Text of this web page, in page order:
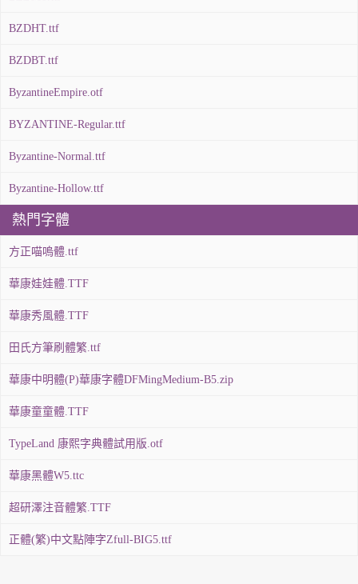
BZDHT.ttf
BZDBT.ttf
ByzantineEmpire.otf
BYZANTINE-Regular.ttf
Byzantine-Normal.ttf
Byzantine-Hollow.ttf
熱門字體
方正喵嗚體.ttf
華康娃娃體.TTF
華康秀風體.TTF
田氏方筆刷體繁.ttf
華康中明體(P)華康字體DFMingMedium-B5.zip
華康童童體.TTF
TypeLand 康熙字典體試用版.otf
華康黑體W5.ttc
超研澤注音體繁.TTF
正體(繁)中文點陣字Zfull-BIG5.ttf